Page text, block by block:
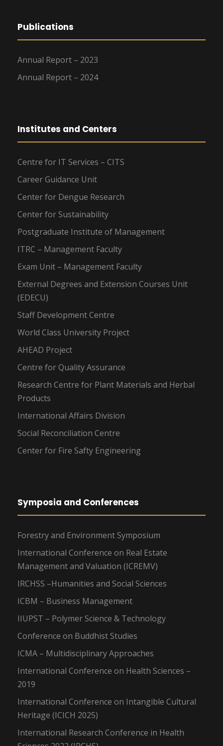
Publications
Annual Report – 2023
Annual Report – 2024
Institutes and Centers
Centre for IT Services – CITS
Career Guidance Unit
Center for Dengue Research
Center for Sustainability
Postgraduate Institute of Management
ITRC – Management Faculty
Exam Unit – Management Faculty
External Degrees and Extension Courses Unit
(EDECU)
Staff Development Centre
World Class University Project
AHEAD Project
Centre for Quality Assurance
Research Centre for Plant Materials and Herbal
Products
International Affairs Division
Social Reconciliation Centre
Center for Fire Safty Engineering
Symposia and Conferences
Forestry and Environment Symposium
International Conference on Real Estate
Management and Valuation (ICREMV)
IRCHSS –Humanities and Social Sciences
ICBM – Business Management
IIUPST – Polymer Science & Technology
Conference on Buddhist Studies
ICMA – Multidisciplinary Approaches
International Conference on Health Sciences –
2019
International Conference on Intangible Cultural
Heritage (ICICH 2025)
International Research Conference in Health